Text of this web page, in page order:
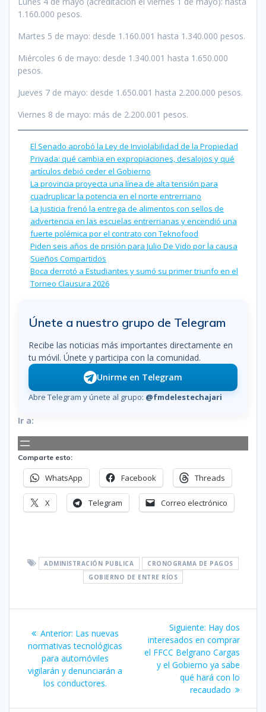
1.160.000 pesos.
Martes 5 de mayo: desde 1.160.001 hasta 1.340.000 pesos.
Miércoles 6 de mayo: desde 1.340.001 hasta 1.650.000
pesos.
Jueves 7 de mayo: desde 1.650.001 hasta 2.200.000 pesos.
Viernes 8 de mayo: más de 2.200.001 pesos.
El Senado aprobó la Ley de Inviolabilidad de la Propiedad
Privada: qué cambia en expropiaciones, desalojos y qué
artículos debió ceder el Gobierno
La provincia proyecta una línea de alta tensión para
cuadruplicar la potencia en el norte entrerriano
La Justicia frenó la entrega de alimentos con sellos de
advertencia en las escuelas entrerrianas y encendió una
fuerte polémica por el contrato con Teknofood
Piden seis años de prisión para Julio De Vido por la causa
Sueños Compartidos
Boca derrotó a Estudiantes y sumó su primer triunfo en el
Torneo Clausura 2026
Únete a nuestro grupo de Telegram
Recibe las noticias más importantes directamente en
tu móvil. Únete y participa con la comunidad.
Unirme en Telegram
Abre Telegram y únete al grupo: @fmdelestechajari
Ir a:
Comparte esto:
WhatsApp Facebook Threads
X Telegram Correo electrónico
ADMINISTRACIÓN PUBLICA
CRONOGRAMA DE PAGOS
GOBIERNO DE ENTRE RÍOS
de
entradas
Anterior: Entrada
anterior:
Las nuevas
normativas tecnológicas
para automóviles
vigilarán y denunciarán a
los conductores.
Siguiente: Siguiente
entrada:
Hay dos
interesados en comprar
el FFCC Belgrano Cargas
y el Gobierno ya sabe
qué hará con lo
recaudado